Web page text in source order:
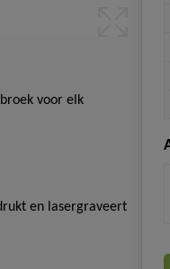
voor elk
en lasergraveert